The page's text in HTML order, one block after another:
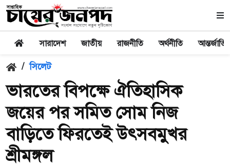
সারাদেশ জাতীয় রাজনীতি অর্থনীতি
/ সিলেট
ভারতের বিপক্ষে ঐতিহাসিক
জয়ের পর সমিত সোম নিজ
বাড়িতে ফিরতেই উৎসবমুখর
শ্রীমঙ্গল